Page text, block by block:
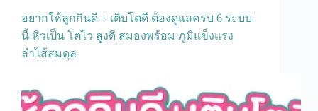
อยากให้ลูกกินดี + เติบโตดี ต้องดูแลครบ 6 ระบบ
นี้ หิวเป็น โตไว สูงดี สมองพร้อม ภูมิแข็งแรง
ลำไส้สมดุล